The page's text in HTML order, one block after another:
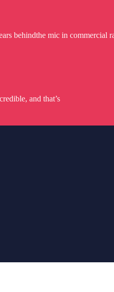
behindthe mic in commercial
and that’s